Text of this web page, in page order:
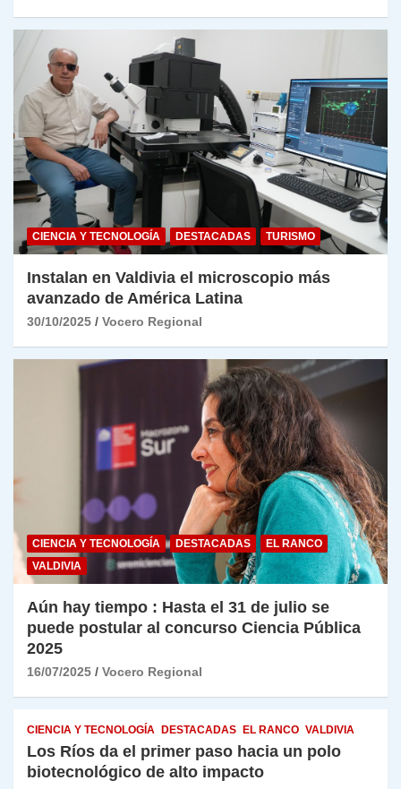
CIENCIA Y TECNOLOGÍA DESTACADAS TURISMO
Instalan en Valdivia el microscopio más
avanzado de América Latina
30/10/2025 Vocero Regional
CIENCIA Y TECNOLOGÍA DESTACADAS
EL RANCO
VALDIVIA
Aún hay tiempo : Hasta el 31 de julio se
puede postular al concurso Ciencia Pública
2025
16/07/2025 Vocero Regional
CIENCIA Y TECNOLOGÍA DESTACADAS EL RANCO VALDIVIA
Los Ríos da el primer paso hacia un polo
biotecnológico de alto impacto